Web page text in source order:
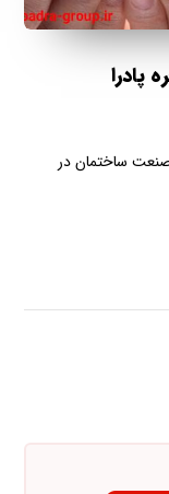
پادرا
خود را در صنعت ساختمان در